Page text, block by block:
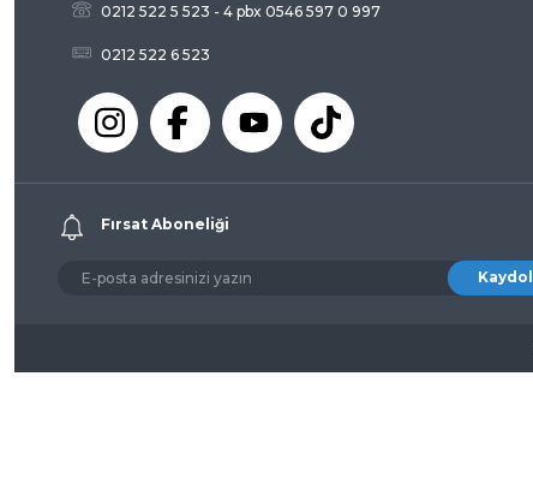
0212 522 5 523 - 4 pbx 0546 597 0 997
0212 522 6 523
Fırsat Aboneliği
Kaydol